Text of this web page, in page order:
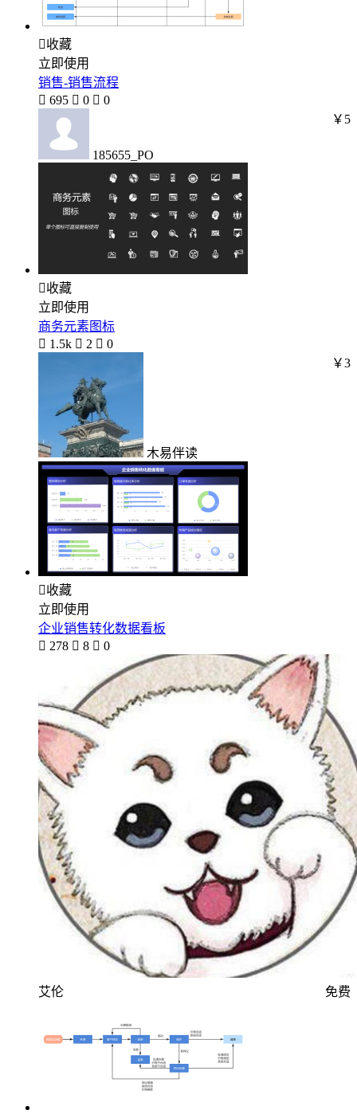
收藏
立即使用
销售-销售流程
 695  0  0
185655_PO
￥5
收藏
立即使用
商务元素图标
 1.5k  2  0
木易伴读
￥3
收藏
立即使用
企业销售转化数据看板
 278  8  0
艾伦 免费